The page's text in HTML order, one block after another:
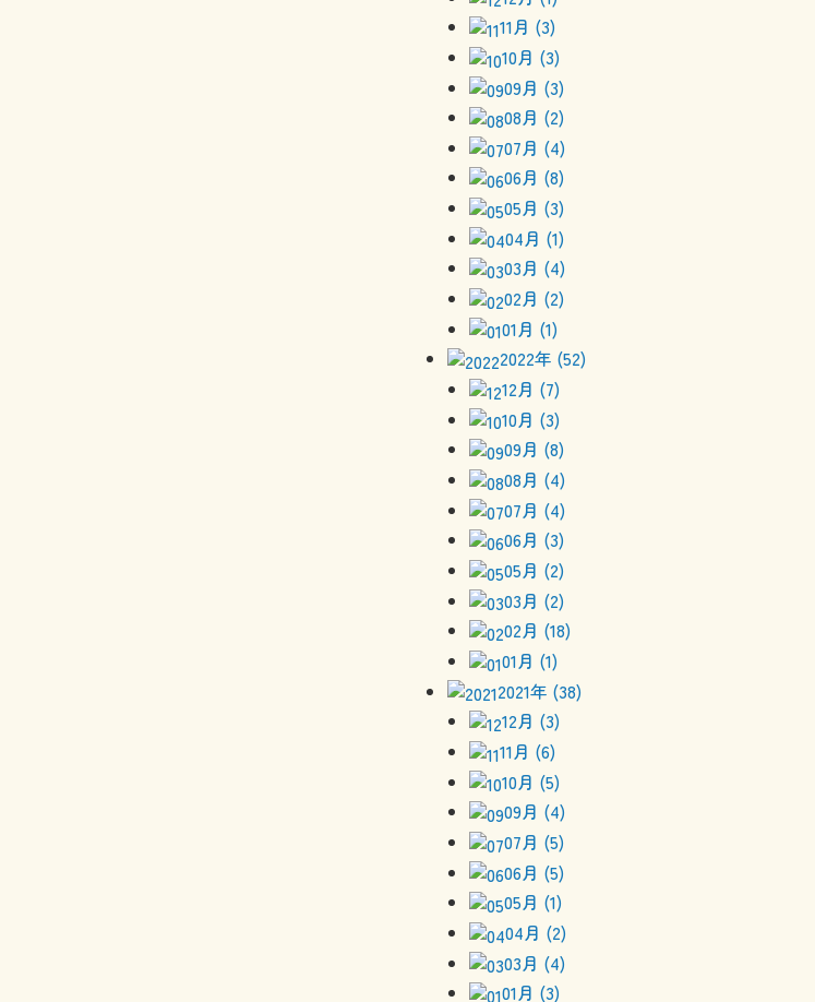
11月 (3)
10月 (3)
09月 (3)
08月 (2)
07月 (4)
06月 (8)
05月 (3)
04月 (1)
03月 (4)
02月 (2)
01月 (1)
2022年 (52)
12月 (7)
10月 (3)
09月 (8)
08月 (4)
07月 (4)
06月 (3)
05月 (2)
03月 (2)
02月 (18)
01月 (1)
2021年 (38)
12月 (3)
11月 (6)
10月 (5)
09月 (4)
07月 (5)
06月 (5)
05月 (1)
04月 (2)
03月 (4)
01月 (3)